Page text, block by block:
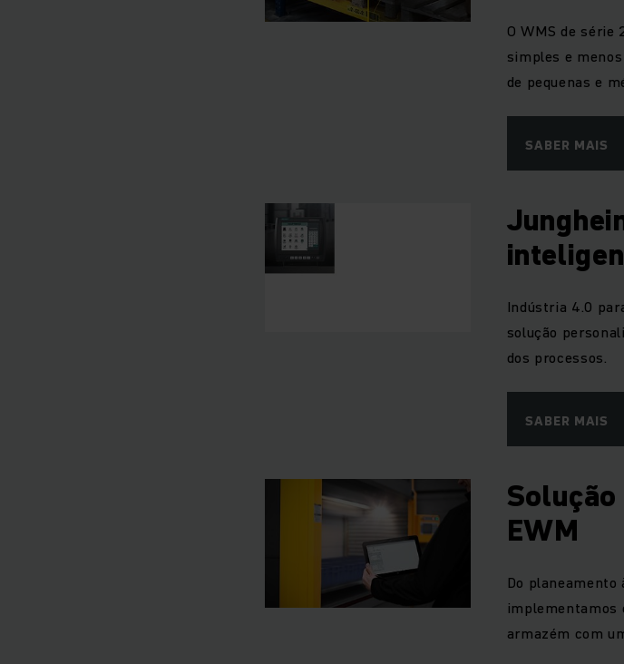
O WMS de
simples e
de pequenas e
SABER MAIS
Indústria 4.0
solução
dos processos.
SABER MAIS
EWM
Do
implementamos
armazém com